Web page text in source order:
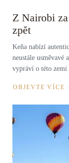
Z Nairobi
zpět
Keňa nabízí
neustále usměvavé
vypráví o této zemi
OBJEVTE VÍCE